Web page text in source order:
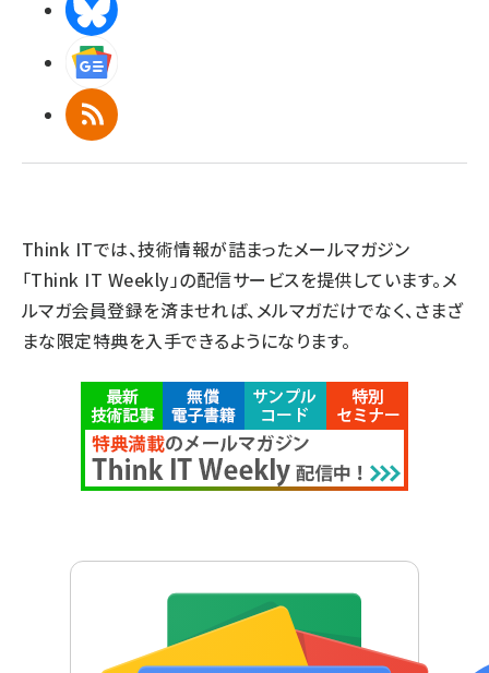
RSS
Think ITでは、技術情報が詰まったメールマガジン
「Think IT Weekly」の配信サービスを提供しています。メ
ルマガ会員登録を済ませれば、メルマガだけでなく、さまざ
まな限定特典を入手できるようになります。